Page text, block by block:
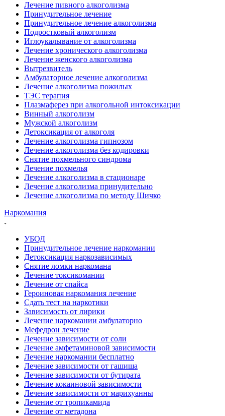
Лечение пивного алкоголизма
Принудительное лечение
Принудительное лечение алкоголизма
Подростковый алкоголизм
Иглоукалывание от алкоголизма
Лечение хронического алкоголизма
Лечение женского алкоголизма
Вытрезвитель
Амбулаторное лечение алкоголизма
Лечение алкоголизма пожилых
ТЭС терапия
Плазмаферез при алкогольной интоксикации
Винный алкоголизм
Мужской алкоголизм
Детоксикация от алкоголя
Лечение алкоголизма гипнозом
Лечение алкоголизма без кодировки
Снятие похмельного синдрома
Лечение похмелья
Лечение алкоголизма в стационаре
Лечение алкоголизма принудительно
Лечение алкоголизма по методу Шичко
Наркомания
УБОД
Принудительное лечение наркомании
Детоксикация наркозависимых
Снятие ломки наркомана
Лечение токсикомании
Лечение от спайса
Героиновая наркомания лечение
Сдать тест на наркотики
Зависимость от лирики
Лечение наркомании амбулаторно
Мефедрон лечение
Лечение зависимости от соли
Лечение амфетаминовой зависимости
Лечение наркомании бесплатно
Лечение зависимости от гашиша
Лечение зависимости от бутирата
Лечение кокаиновой зависимости
Лечение зависимости от марихуанны
Лечение от тропикамида
Лечение от метадона